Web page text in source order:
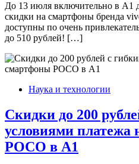
До 13 июля включительно в А1
скидки на смартфоны бренда
доступны по очень
до 510 рублей! […]
Наука и технологии
Скидки до 200
условиями платежа
POCO в А1